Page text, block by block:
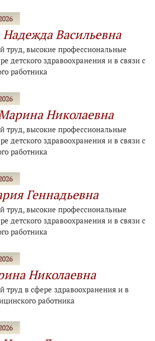
Васильевна
труд, высокие профессиональные
детского здравоохранения и в связи с
работника
Николаевна
труд, высокие профессиональные
детского здравоохранения и в связи с
работника
Геннадьевна
труд, высокие профессиональные
детского здравоохранения и в связи с
работника
Николаевна
труд в сфере здравоохранения и в
работника